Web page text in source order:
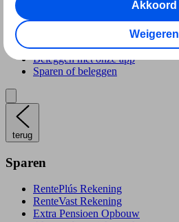
Beleggen in beleggingsfondsen
Beleggingsfonds update
Verantwoord beleggen
Beleggen met onze app
Sparen of beleggen
terug
Sparen
RentePlús Rekening
RenteVast Rekening
Extra Pensioen Opbouw
Akkoord
Weigeren